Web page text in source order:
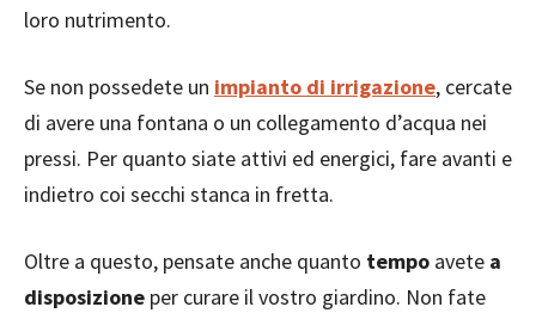
loro nutrimento.
Se non possedete un impianto di irrigazione, cercate
di avere una fontana o un collegamento d’acqua nei
pressi. Per quanto siate attivi ed energici, fare avanti e
indietro coi secchi stanca in fretta.
Oltre a questo, pensate anche quanto tempo avete a
disposizione per curare il vostro giardino. Non fate